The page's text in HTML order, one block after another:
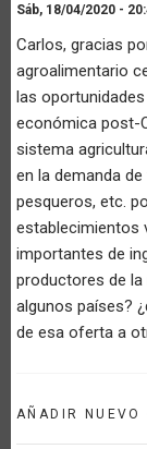
Sáb, 18/04/2020 -
Carlos, gracias
agroalimentario
las
económica post-
sistema
en la demanda
pesqueros, etc.
establecimientos
importantes de
productores de
algunos países?
de esa oferta a
AÑADIR NUEVO